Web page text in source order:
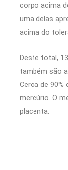
corpo acima
uma delas
acima do
Deste total,
também são
Cerca de
mercúrio. O
placenta.